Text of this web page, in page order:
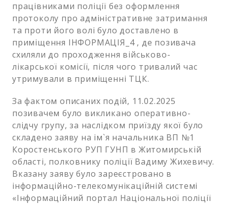
працівниками поліції без оформлення
протоколу про адміністративне затримання
та проти його волі було доставлено в
приміщення ІНФОРМАЦІЯ_4 , де позивача
схиляли до проходження військово-
лікарської комісії, після чого тривалий час
утримували в приміщенні ТЦК.
За фактом описаних подій, 11.02.2025
позивачем було викликано оперативно-
слідчу групу, за наслідком приїзду якої було
складено заяву на ім`я начальника ВП №1
Коростенського РУП ГУНП в Житомирській
області, полковнику поліції Вадиму Жихевичу.
Вказану заяву було зареєстровано в
інформаційно-телекомунікаційній системі
«Інформаційний портал Національної поліції